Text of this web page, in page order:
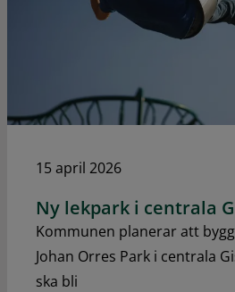
15 april 2026
Ny lekpark i centrala
Kommunen planerar att
Johan Orres Park i centrala
ska bli